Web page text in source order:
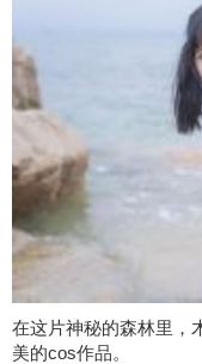
在这片神秘的森林里，
美的cos作品。